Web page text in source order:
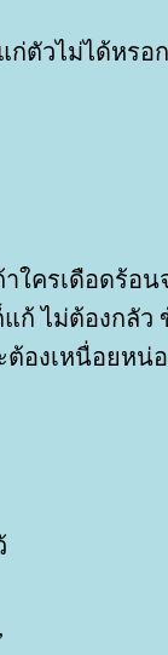
ตัวไม่ได้หรอ
ใครเดือดร้อน
ก้ ไม่ต้องกลัว
องเหนื่อยหน่